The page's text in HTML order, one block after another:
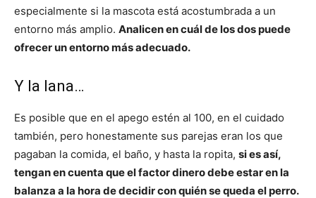
especialmente si la mascota está acostumbrada a un
entorno más amplio. Analicen en cuál de los dos puede
ofrecer un entorno más adecuado.
Y la lana…
Es posible que en el apego estén al 100, en el cuidado
también, pero honestamente sus parejas eran los que
pagaban la comida, el baño, y hasta la ropita, si es así,
tengan en cuenta que el factor dinero debe estar en la
balanza a la hora de decidir con quién se queda el perro.